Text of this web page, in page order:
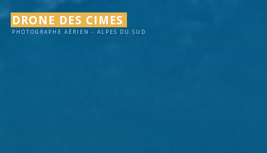
contenu
DRONE DES CIMES
PHOTOGRAPHE AÉRIEN - ALPES DU SUD